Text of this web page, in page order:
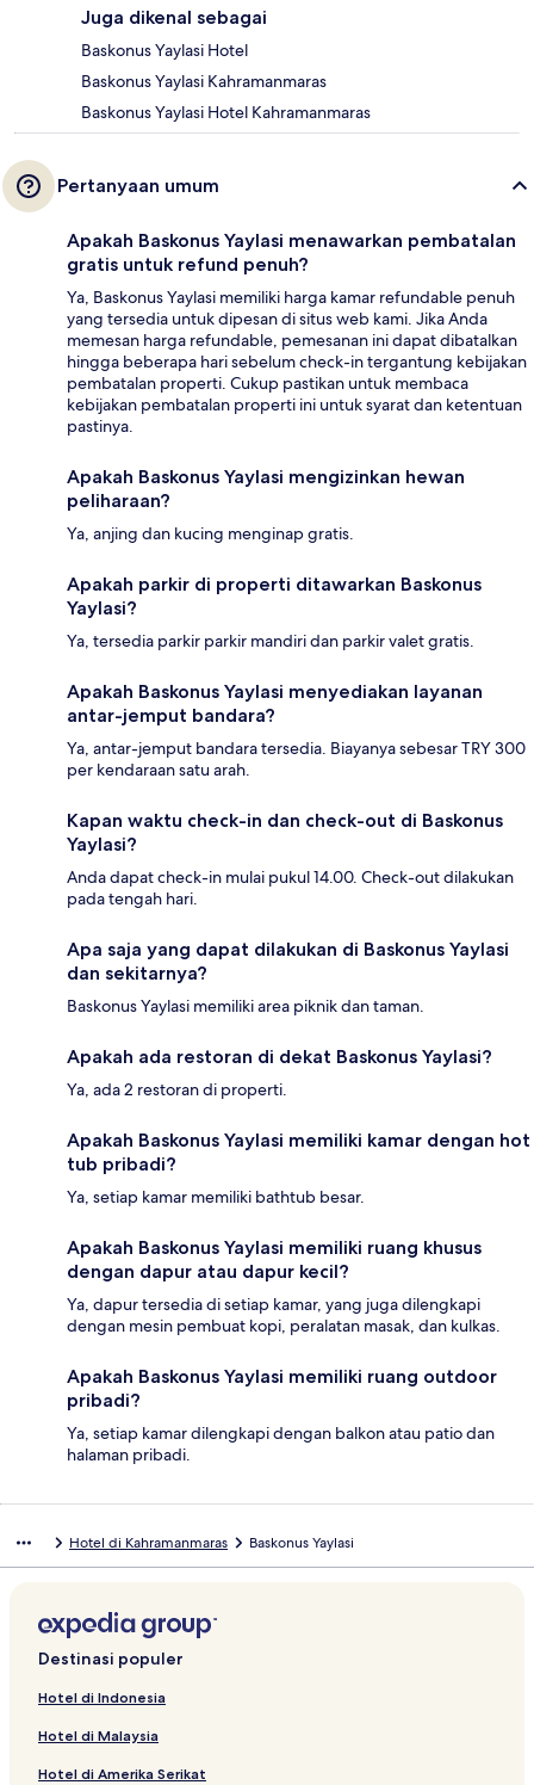
Juga dikenal sebagai
Baskonus Yaylasi Hotel
Baskonus Yaylasi Kahramanmaras
Baskonus Yaylasi Hotel Kahramanmaras
Pertanyaan umum
Apakah Baskonus Yaylasi menawarkan pembatalan
gratis untuk refund penuh?
Ya, Baskonus Yaylasi memiliki harga kamar refundable penuh
yang tersedia untuk dipesan di situs web kami. Jika Anda
memesan harga refundable, pemesanan ini dapat dibatalkan
hingga beberapa hari sebelum check-in tergantung kebijakan
pembatalan properti. Cukup pastikan untuk membaca
kebijakan pembatalan properti ini untuk syarat dan ketentuan
pastinya.
Apakah Baskonus Yaylasi mengizinkan hewan
peliharaan?
Ya, anjing dan kucing menginap gratis.
Apakah parkir di properti ditawarkan Baskonus
Yaylasi?
Ya, tersedia parkir parkir mandiri dan parkir valet gratis.
Apakah Baskonus Yaylasi menyediakan layanan
antar-jemput bandara?
Ya, antar-jemput bandara tersedia. Biayanya sebesar TRY 300
per kendaraan satu arah.
Kapan waktu check-in dan check-out di Baskonus
Yaylasi?
Anda dapat check-in mulai pukul 14.00. Check-out dilakukan
pada tengah hari.
Apa saja yang dapat dilakukan di Baskonus Yaylasi
dan sekitarnya?
Baskonus Yaylasi memiliki area piknik dan taman.
Apakah ada restoran di dekat Baskonus Yaylasi?
Ya, ada 2 restoran di properti.
Apakah Baskonus Yaylasi memiliki kamar dengan hot
tub pribadi?
Ya, setiap kamar memiliki bathtub besar.
Apakah Baskonus Yaylasi memiliki ruang khusus
dengan dapur atau dapur kecil?
Ya, dapur tersedia di setiap kamar, yang juga dilengkapi
dengan mesin pembuat kopi, peralatan masak, dan kulkas.
Apakah Baskonus Yaylasi memiliki ruang outdoor
pribadi?
Ya, setiap kamar dilengkapi dengan balkon atau patio dan
halaman pribadi.
Hotel di Kahramanmaras Baskonus Yaylasi
Destinasi populer
Hotel di Indonesia
Hotel di Malaysia
Hotel di Amerika Serikat